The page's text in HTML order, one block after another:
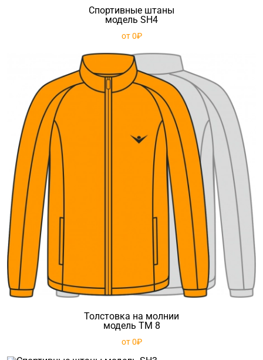
Спортивные штаны
модель SH4
от 0₽
Толстовка на молнии
модель TM 8
от 0₽